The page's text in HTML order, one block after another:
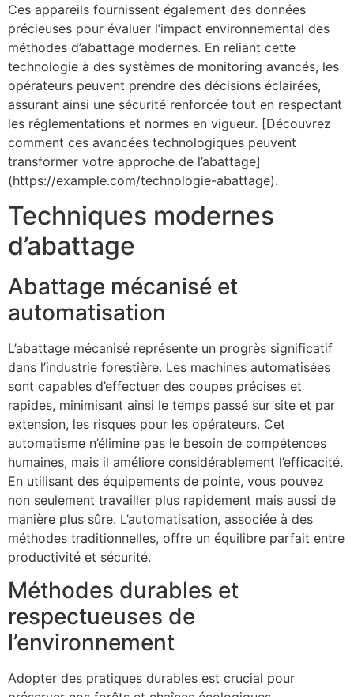
Ces appareils fournissent également des données
précieuses pour évaluer l’impact environnemental des
méthodes d’abattage modernes. En reliant cette
technologie à des systèmes de monitoring avancés, les
opérateurs peuvent prendre des décisions éclairées,
assurant ainsi une sécurité renforcée tout en respectant
les réglementations et normes en vigueur. [Découvrez
comment ces avancées technologiques peuvent
transformer votre approche de l’abattage]
(https://example.com/technologie-abattage).
Techniques modernes
d’abattage
Abattage mécanisé et
automatisation
L’abattage mécanisé représente un progrès significatif
dans l’industrie forestière. Les machines automatisées
sont capables d’effectuer des coupes précises et
rapides, minimisant ainsi le temps passé sur site et par
extension, les risques pour les opérateurs. Cet
automatisme n’élimine pas le besoin de compétences
humaines, mais il améliore considérablement l’efficacité.
En utilisant des équipements de pointe, vous pouvez
non seulement travailler plus rapidement mais aussi de
manière plus sûre. L’automatisation, associée à des
méthodes traditionnelles, offre un équilibre parfait entre
productivité et sécurité.
Méthodes durables et
respectueuses de
l’environnement
Adopter des pratiques durables est crucial pour